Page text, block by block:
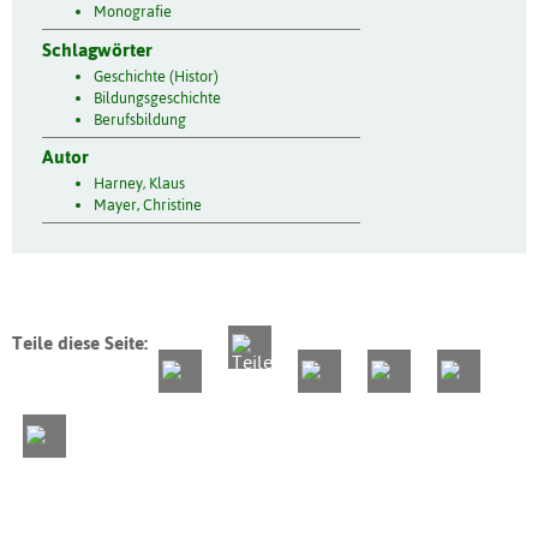
Monografie
Schlagwörter
Geschichte (Histor)
Bildungsgeschichte
Berufsbildung
Autor
Harney, Klaus
Mayer, Christine
Teile diese Seite: